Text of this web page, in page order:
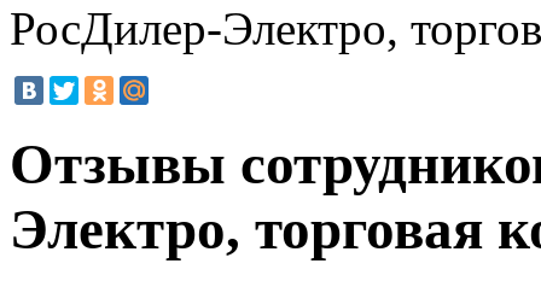
РосДилер-Электро,
Отзывы
Электро, торговая